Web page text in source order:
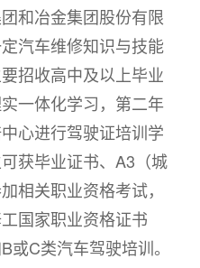
和冶金集团股份有限
汽车维修知识与技能
招收高中及以上毕业
一体化学习，第二年
心进行驾驶证培训学
获毕业证书、A3（城
相关职业资格考试，
国家职业资格证书
或C类汽车驾驶培训。